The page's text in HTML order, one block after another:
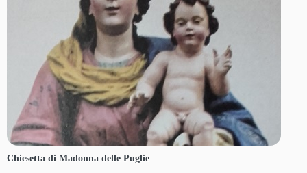
Chiesetta di Madonna delle Puglie